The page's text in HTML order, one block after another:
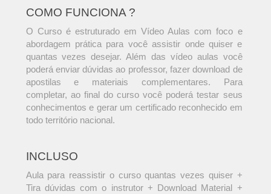
COMO FUNCIONA ?
O Curso é estruturado em Vídeo Aulas com foco e
abordagem prática para você assistir onde quiser e
quantas vezes desejar. Além das vídeo aulas você
poderá enviar dúvidas ao professor, fazer download de
apostilas e materiais complementares. Para
completar, ao final do curso você poderá testar seus
conhecimentos e gerar um certificado reconhecido em
todo território nacional.
INCLUSO
Aula para reassistir o curso quantas vezes quiser +
Tira dúvidas com o instrutor + Download Material +